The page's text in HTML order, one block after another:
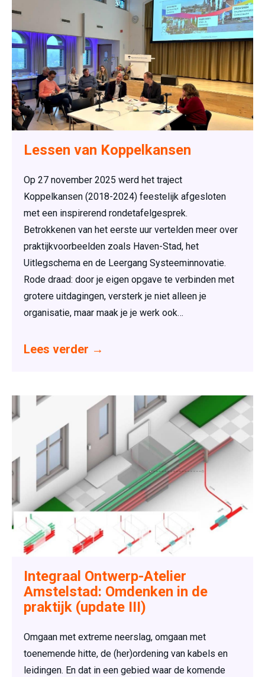
Lessen van Koppelkansen
Op 27 november 2025 werd het traject
Koppelkansen (2018-2024) feestelijk afgesloten
met een inspirerend rondetafelgesprek.
Betrokkenen van het eerste uur vertelden meer over
praktijkvoorbeelden zoals Haven-Stad, het
Uitlegschema en de Leergang Systeeminnovatie.
Rode draad: door je eigen opgave te verbinden met
grotere uitdagingen, versterk je niet alleen je
organisatie, maar maak je je werk ook…
Lees verder →
Integraal Ontwerp-Atelier
Amstelstad: Omdenken in de
praktijk (update III)
Omgaan met extreme neerslag, omgaan met
toenemende hitte, de (her)ordening van kabels en
leidingen. En dat in een gebied waar de komende